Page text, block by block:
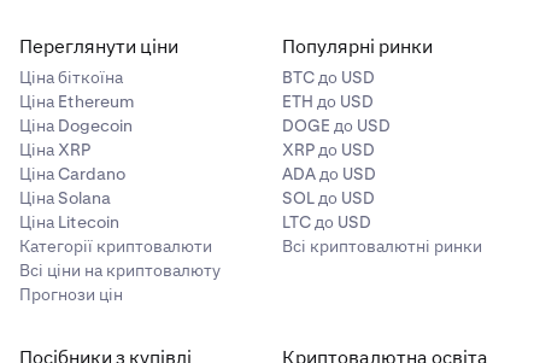
Переглянути ціни
Ціна біткоїна
Ціна Ethereum
Ціна Dogecoin
Ціна XRP
Ціна Cardano
Ціна Solana
Ціна Litecoin
Категорії криптовалюти
Всі ціни на криптовалюту
Прогнози цін
Популярні ринки
BTC до USD
ETH до USD
DOGE до USD
XRP до USD
ADA до USD
SOL до USD
LTC до USD
Всі криптовалютні ринки
Посібники з купівлі Криптовалютна освіта